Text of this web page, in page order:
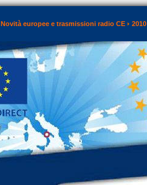
Novità europee e trasmissioni radio CE 2010